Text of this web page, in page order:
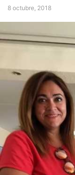
8 octubre, 2018